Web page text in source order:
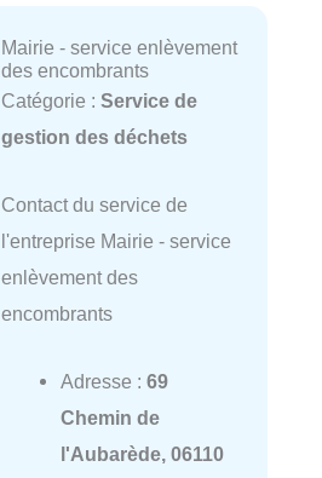
Mairie - service enlèvement
des encombrants
Catégorie : Service de
gestion des déchets
Contact du service de
l'entreprise Mairie - service
enlèvement des
encombrants
Adresse : 69
Chemin de
l'Aubarède, 06110